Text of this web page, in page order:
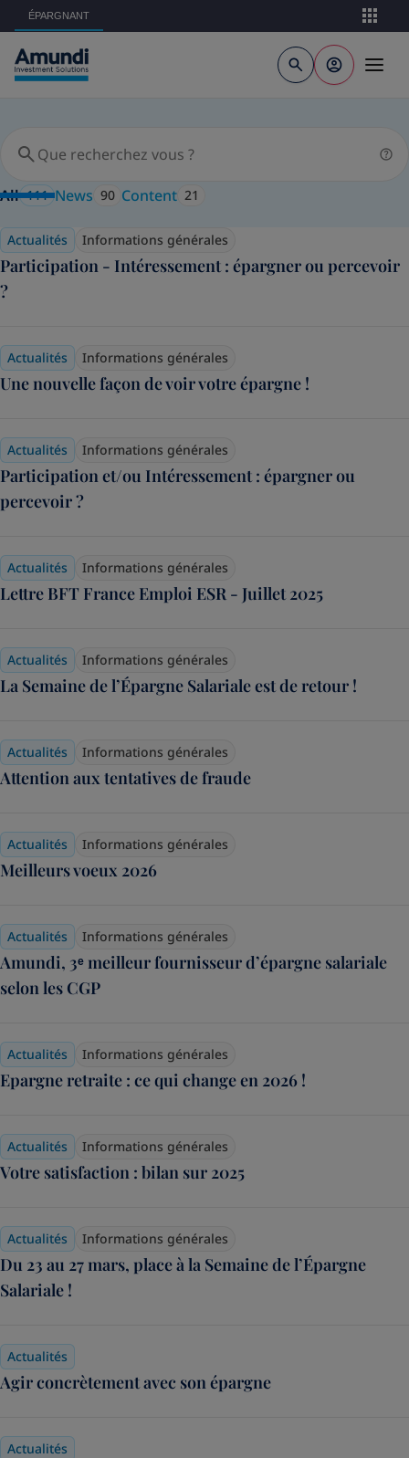
Aller au contenu principal
ÉPARGNANT
All 111 News 90 Content 21
Actualités Informations générales
Participation - Intéressement : épargner ou percevoir
?
Actualités Informations générales
Une nouvelle façon de voir votre épargne !
Actualités Informations générales
Participation et/ou Intéressement : épargner ou
percevoir ?
Actualités Informations générales
Lettre BFT France Emploi ESR - Juillet 2025
Actualités Informations générales
La Semaine de l’Épargne Salariale est de retour !
Actualités Informations générales
Attention aux tentatives de fraude
Actualités Informations générales
Meilleurs voeux 2026
Actualités Informations générales
Amundi, 3ᵉ meilleur fournisseur d’épargne salariale
selon les CGP
Actualités Informations générales
Epargne retraite : ce qui change en 2026 !
Actualités Informations générales
Votre satisfaction : bilan sur 2025
Actualités Informations générales
Du 23 au 27 mars, place à la Semaine de l’Épargne
Salariale !
Actualités
Agir concrètement avec son épargne
Actualités